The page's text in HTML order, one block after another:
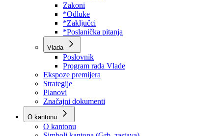
Poslovnik
Program rada Skupštine
Budžet 2026
Zakoni
*Odluke
*Zaključci
*Poslanička pitanja
Vlada
Poslovnik
Program rada Vlade
Ekspoze premijera
Strategije
Planovi
Značajni dokumenti